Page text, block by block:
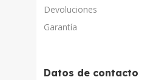
Devoluciones
Garantía
Datos de contacto